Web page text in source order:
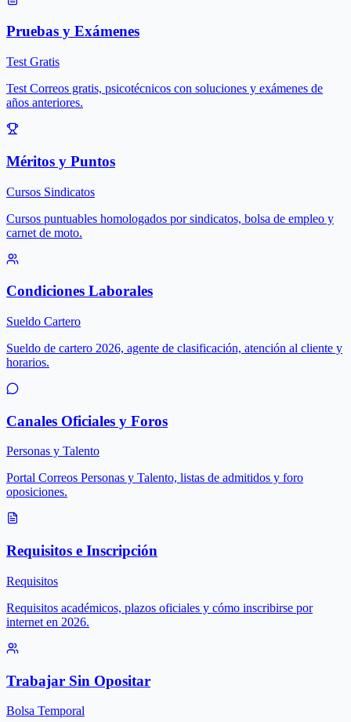
Pruebas y Exámenes
Test Gratis
Test Correos gratis, psicotécnicos con soluciones y exámenes de
años anteriores.
Méritos y Puntos
Cursos Sindicatos
Cursos puntuables homologados por sindicatos, bolsa de empleo y
carnet de moto.
Condiciones Laborales
Sueldo Cartero
Sueldo de cartero 2026, agente de clasificación, atención al cliente y
horarios.
Canales Oficiales y Foros
Personas y Talento
Portal Correos Personas y Talento, listas de admitidos y foro
oposiciones.
Requisitos e Inscripción
Requisitos
Requisitos académicos, plazos oficiales y cómo inscribirse por
internet en 2026.
Trabajar Sin Opositar
Bolsa Temporal